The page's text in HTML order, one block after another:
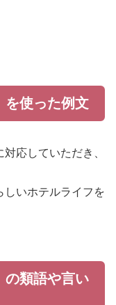
を使った例文
応していただき、
しいホテルライフを
の類語や言い